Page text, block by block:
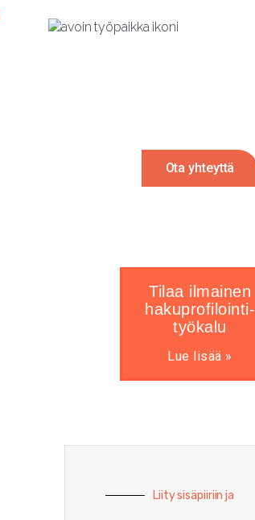
Ota yhteyttä
Tilaa ilmainen
hakuprofilointi-
työkalu
Lue lisää »
Liity sisäpiiriin ja